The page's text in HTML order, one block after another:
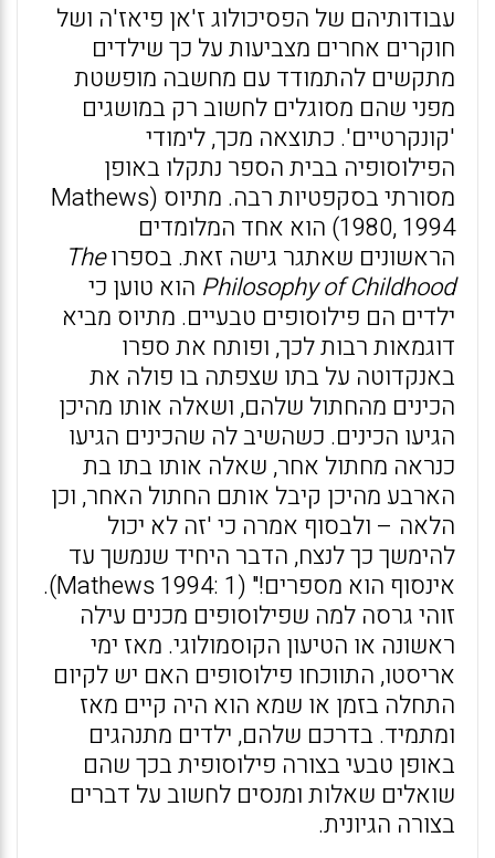
עבודותיהם של הפסיכולוג ז'אן פיאז'ה ושל
חוקרים אחרים מצביעות על כך שילדים
מתקשים להתמודד עם מחשבה מופשטת
מפני שהם מסוגלים לחשוב רק במושגים
'קונקרטיים'. כתוצאה מכך, לימודי
הפילוסופיה בבית הספר נתקלו באופן
מסורתי בסקפטיות רבה. מתיוס (Mathews
1980, 1994) הוא אחד המלומדים
הראשונים שאתגר גישה זאת. בספרוThe
Philosophy of Childhood הוא טוען כי
ילדים הם פילוסופים טבעיים. מתיוס מביא
דוגמאות רבות לכך, ופותח את ספרו
באנקדוטה על בתו שצפתה בו פולה את
הכינים מהחתול שלהם, ושאלה אותו מהיכן
הגיעו הכינים. כשהשיב לה שהכינים הגיעו
כנראה מחתול אחר, שאלה אותו בתו בת
הארבע מהיכן קיבל אותם החתול האחר, וכן
הלאה – ולבסוף אמרה כי 'זה לא יכול
להימשך כך לנצח, הדבר היחיד שנמשך עד
אינסוף הוא מספרים!" (Mathews 1994: 1).
זוהי גרסה למה שפילוסופים מכנים עילה
ראשונה או הטיעון הקוסמולוגי. מאז ימי
אריסטו, התווכחו פילוסופים האם יש לקיום
התחלה בזמן או שמא הוא היה קיים מאז
ומתמיד. בדרכם שלהם, ילדים מתנהגים
באופן טבעי בצורה פילוסופית בכך שהם
שואלים שאלות ומנסים לחשוב על דברים
בצורה הגיונית.